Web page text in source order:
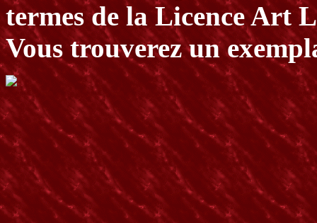
termes de la Licence Art
Vous trouverez un